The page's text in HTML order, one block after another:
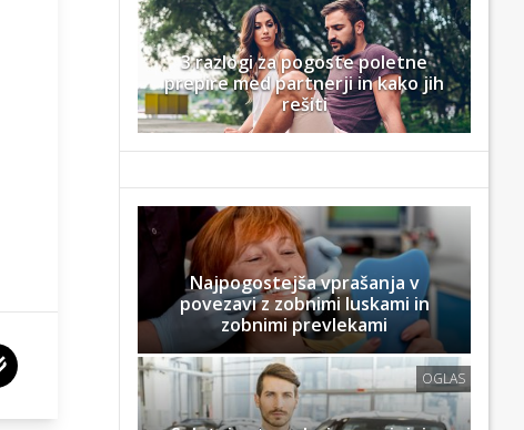
3 razlogi za pogoste poletne
prepire med partnerji in kako jih
rešiti
Najpogostejša vprašanja v
povezavi z zobnimi luskami in
zobnimi prevlekami
OGLAS